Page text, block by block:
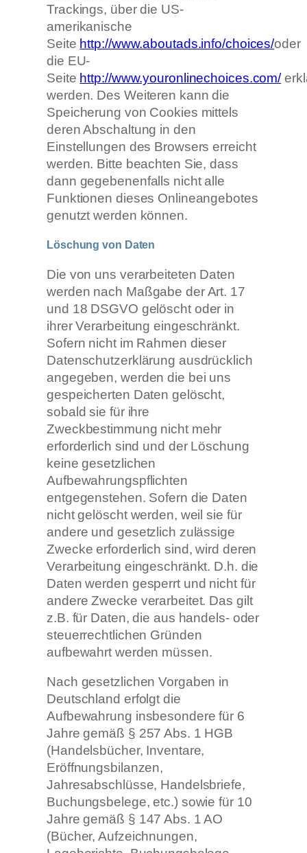
Trackings, über die US-
amerikanische
Seite http://www.aboutads.info/choices/oder
die EU-
Seite http://www.youronlinechoices.com/
werden. Des Weiteren kann die
Speicherung von Cookies mittels
deren Abschaltung in den
Einstellungen des Browsers erreicht
werden. Bitte beachten Sie, dass
dann gegebenenfalls nicht alle
Funktionen dieses Onlineangebotes
genutzt werden können.
Löschung von Daten
Die von uns verarbeiteten Daten
werden nach Maßgabe der Art. 17
und 18 DSGVO gelöscht oder in
ihrer Verarbeitung eingeschränkt.
Sofern nicht im Rahmen dieser
Datenschutzerklärung ausdrücklich
angegeben, werden die bei uns
gespeicherten Daten gelöscht,
sobald sie für ihre
Zweckbestimmung nicht mehr
erforderlich sind und der Löschung
keine gesetzlichen
Aufbewahrungspflichten
entgegenstehen. Sofern die Daten
nicht gelöscht werden, weil sie für
andere und gesetzlich zulässige
Zwecke erforderlich sind, wird deren
Verarbeitung eingeschränkt. D.h. die
Daten werden gesperrt und nicht für
andere Zwecke verarbeitet. Das gilt
z.B. für Daten, die aus handels- oder
steuerrechtlichen Gründen
aufbewahrt werden müssen.
Nach gesetzlichen Vorgaben in
Deutschland erfolgt die
Aufbewahrung insbesondere für 6
Jahre gemäß § 257 Abs. 1 HGB
(Handelsbücher, Inventare,
Eröffnungsbilanzen,
Jahresabschlüsse, Handelsbriefe,
Buchungsbelege, etc.) sowie für 10
Jahre gemäß § 147 Abs. 1 AO
(Bücher, Aufzeichnungen,